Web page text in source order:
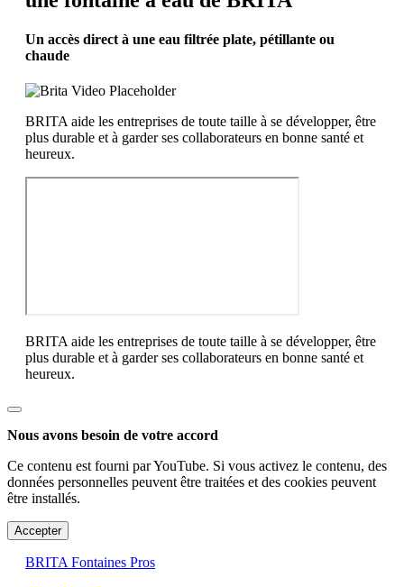
Un accès direct à une eau filtrée plate, pétillante ou
chaude
BRITA aide les entreprises de toute taille à se développer, être
plus durable et à garder ses collaborateurs en bonne santé et
heureux.
BRITA aide les entreprises de toute taille à se développer, être
plus durable et à garder ses collaborateurs en bonne santé et
heureux.
Nous avons besoin de votre accord
Ce contenu est fourni par YouTube. Si vous activez le contenu, des
données personnelles peuvent être traitées et des cookies peuvent
être installés.
Accepter
BRITA Fontaines Pros